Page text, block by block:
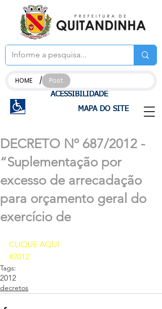
ACESSIBILIDADE
MAPA DO SITE
HOME / Post
DECRETO Nº 687/2012 -
“Suplementação por
excesso de arrecadação
para orçamento geral do
exercício de
CLIQUE AQUI
#2012
Tags:
2012
decretos